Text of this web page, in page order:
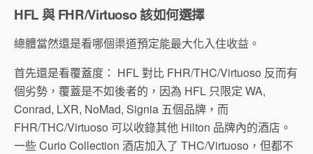
HFL 與 FHR/Virtuoso 該如何選擇
總體當然還是看哪個渠道預定能最大化入住收益。
首先還是看覆蓋度： HFL 對比 FHR/THC/Virtuoso 反而有
個劣勢，覆蓋是不如後者的，因為 HFL 只限定 WA,
Conrad, LXR, NoMad, Signia 五個品牌，而
FHR/THC/Virtuoso 可以收錄其他 Hilton 品牌內的酒店。
一些 Curio Collection 酒店加入了 THC/Virtuoso，但都不